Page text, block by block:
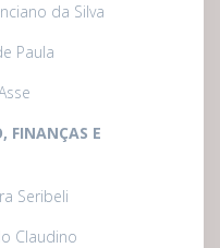
da Silva
Paula
FINANÇAS E
Seribeli
Claudino